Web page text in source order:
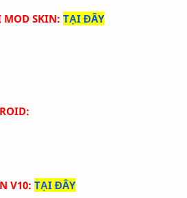
MOD SKIN: TẠI ĐÂY
V10: TẠI ĐÂY